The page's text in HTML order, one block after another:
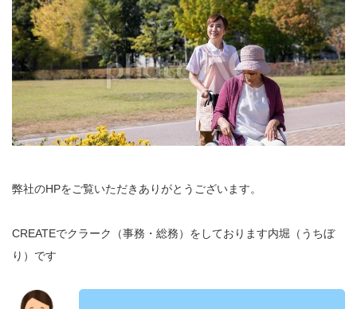
弊社のHPをご覧いただきありがとうございます。
CREATEでクラーク（事務・総務）をしております内堀（うちぼ
り）です